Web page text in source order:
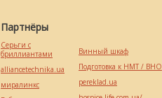
Партнёры
Серьги с
бриллиантами
alliancetechnika.ua
миралинкс
Винный шкаф
Подготовка к НМТ / ВНО
pereklad.ua